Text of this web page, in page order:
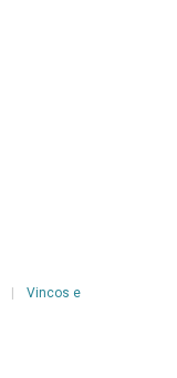
|
Vincos e